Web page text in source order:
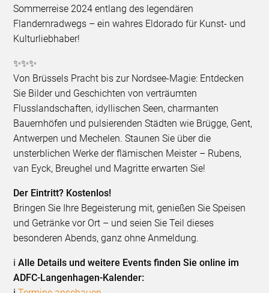
Sommerreise 2024 entlang des legendären
Flandernradwegs – ein wahres Eldorado für Kunst- und
Kulturliebhaber!
✨✨✨
Von Brüssels Pracht bis zur Nordsee-Magie: Entdecken
Sie Bilder und Geschichten von verträumten
Flusslandschaften, idyllischen Seen, charmanten
Bauernhöfen und pulsierenden Städten wie Brügge, Gent,
Antwerpen und Mechelen. Staunen Sie über die
unsterblichen Werke der flämischen Meister – Rubens,
van Eyck, Breughel und Magritte erwarten Sie!
Der Eintritt? Kostenlos!
Bringen Sie Ihre Begeisterung mit, genießen Sie Speisen
und Getränke vor Ort – und seien Sie Teil dieses
besonderen Abends, ganz ohne Anmeldung.
ℹ️ Alle Details und weitere Events finden Sie online im
ADFC-Langenhagen-Kalender: